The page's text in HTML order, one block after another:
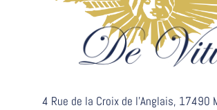
4 Rue de la Croix de l’Anglais, 17490